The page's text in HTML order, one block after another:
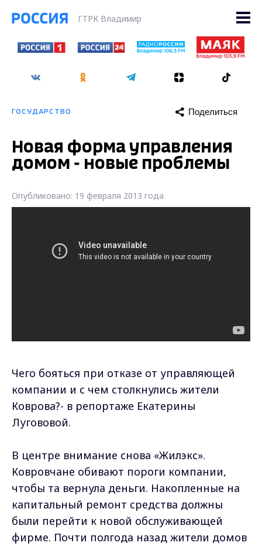
ГТРК Владимир
ГОСУДАРСТВО Поделиться
Новая форма управления
домом - новые проблемы
Опубликовано: 19 февраля 2013 года
Чего бояться при отказе от управляющей
компании и с чем столкнулись жители
Коврова?- в репортаже Екатерины
Лугововой.
В центре внимание снова «Жилэкс».
Ковровчане обивают пороги компании,
чтобы та вернула деньги. Накопленные на
капитальный ремонт средства должны
были перейти к новой обслуживающей
фирме. Почти полгода назад жители домов